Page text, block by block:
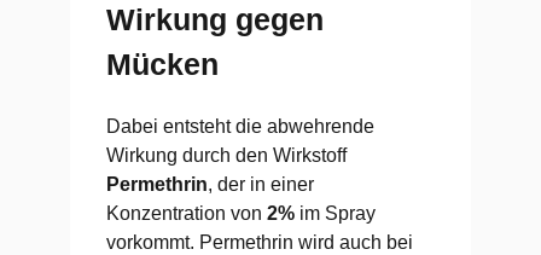
Wirkung gegen
Mücken
Dabei entsteht die abwehrende
Wirkung durch den Wirkstoff
Permethrin, der in einer
Konzentration von 2% im Spray
vorkommt. Permethrin wird auch bei